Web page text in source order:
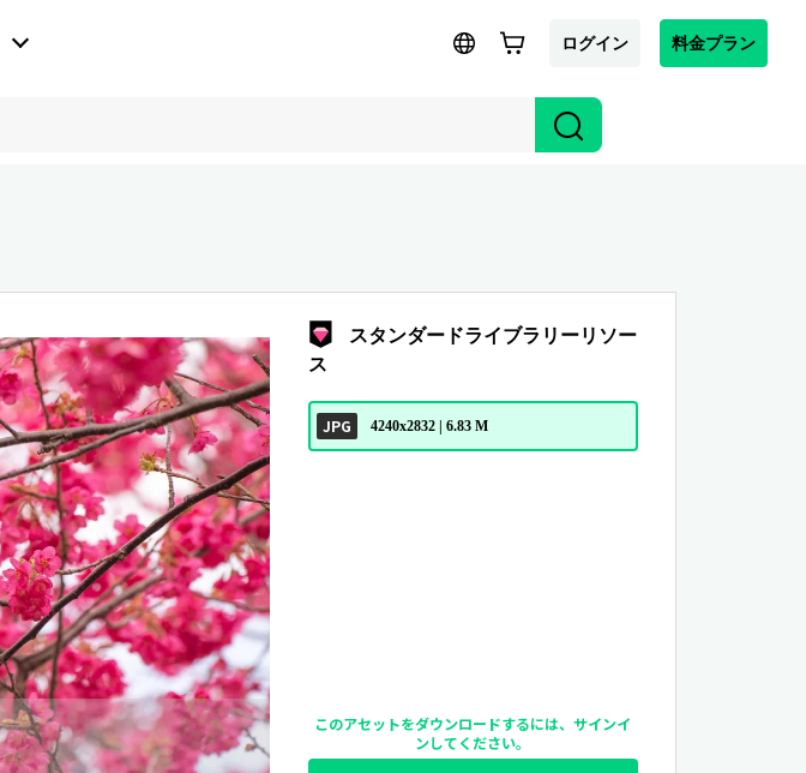
ログイン 料金プラン
スタンダードライブラリーリソー
ス
JPG 4240x2832 | 6.83 M
このアセットをダウンロードするには、サインイ
ンしてください。